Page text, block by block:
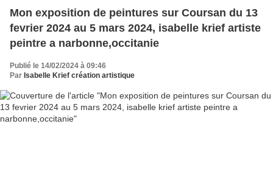
Mon exposition de peintures sur Coursan du 13
fevrier 2024 au 5 mars 2024, isabelle krief artiste
peintre a narbonne,occitanie
Publié le 14/02/2024 à 09:46
Par Isabelle Krief création artistique